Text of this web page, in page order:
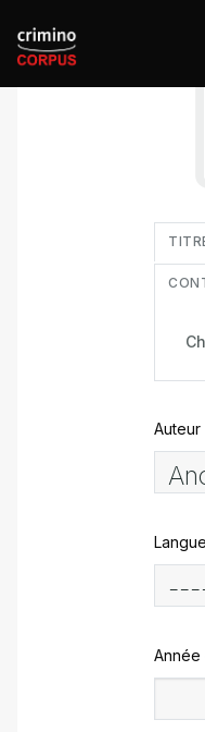
Auteur
Langue
Année
Panneau de gestion des